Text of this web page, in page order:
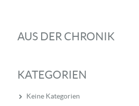
AUS DER CHRONIK
KATEGORIEN
Keine Kategorien